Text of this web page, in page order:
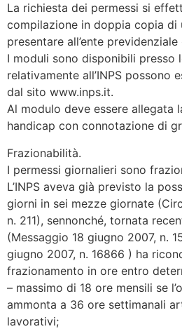
La richiesta dei permessi si
compilazione in doppia copia di
presentare all’ente
I moduli sono disponibili presso
relativamente all’INPS possono
dal sito www.inps.it.
Al modulo deve essere allegata
handicap con connotazione di
Frazionabilità.
I permessi giornalieri sono
L’INPS aveva già previsto la
giorni in sei mezze giornate
n. 211), sennonché, tornata
(Messaggio 18 giugno 2007, n.
giugno 2007, n. 16866 ) ha
frazionamento in ore entro
– massimo di 18 ore mensili se
ammonta a 36 ore settimanali
lavorativi;